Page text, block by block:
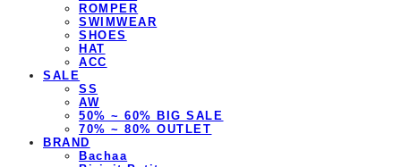
ROMPER
SWIMWEAR
SHOES
HAT
ACC
SALE
SS
AW
50% ~ 60% BIG SALE
70% ~ 80% OUTLET
BRAND
Bachaa